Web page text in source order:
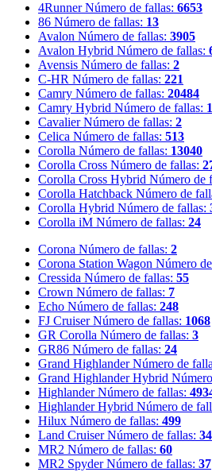
4Runner Número de fallas: 6653
86 Número de fallas: 13
Avalon Número de fallas: 3905
Avalon Hybrid Número de fallas:
Avensis Número de fallas: 2
C-HR Número de fallas: 221
Camry Número de fallas: 20484
Camry Hybrid Número de fallas:
Cavalier Número de fallas: 2
Celica Número de fallas: 513
Corolla Número de fallas: 13040
Corolla Cross Número de fallas:
Corolla Cross Hybrid Número de
Corolla Hatchback Número de
Corolla Hybrid Número de fallas:
Corolla iM Número de fallas: 24
Corona Número de fallas: 2
Corona Station Wagon Número
Cressida Número de fallas: 55
Crown Número de fallas: 7
Echo Número de fallas: 248
FJ Cruiser Número de fallas: 1068
GR Corolla Número de fallas: 3
GR86 Número de fallas: 24
Grand Highlander Número de
Grand Highlander Hybrid
Highlander Número de fallas:
Highlander Hybrid Número de
Hilux Número de fallas: 499
Land Cruiser Número de fallas:
MR2 Número de fallas: 60
MR2 Spyder Número de fallas: 37